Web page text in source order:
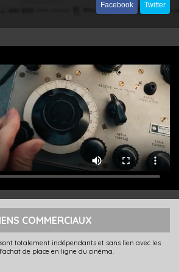
Facebook Twitter
COMMERCIAUX
totalement indépendants et sans lien avec les
de place en ligne du cinéma.